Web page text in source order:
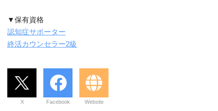
認知症サポーター
終活カウンセラー2級
X Facebook Website